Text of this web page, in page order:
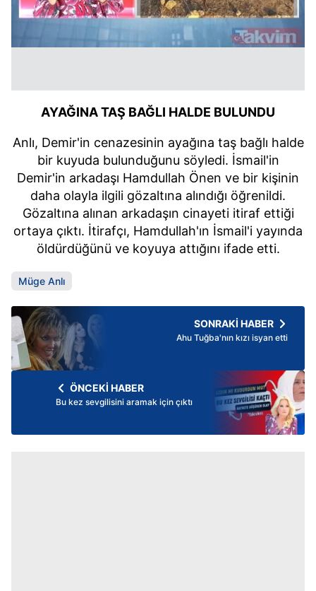
AYAĞINA TAŞ BAĞLI HALDE BULUNDU
Anlı, Demir'in cenazesinin ayağına taş bağlı halde
bir kuyuda bulunduğunu söyledi. İsmail'in
Demir'in arkadaşı Hamdullah Önen ve bir kişinin
daha olayla ilgili gözaltına alındığı öğrenildi.
Gözaltına alınan arkadaşın cinayeti itiraf ettiği
ortaya çıktı. İtirafçı, Hamdullah'ın İsmail'i yayında
öldürdüğünü ve koyuya attığını ifade etti.
Müge Anlı
SONRAKİ HABER
Ahu Tuğba'nın kızı isyan etti
ÖNCEKİ HABER
Bu kez sevgilisini aramak için çıktı